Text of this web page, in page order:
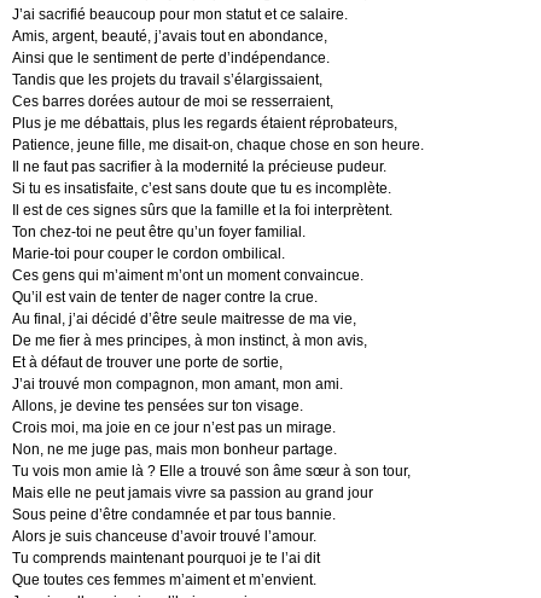
J’ai sacrifié beaucoup pour mon statut et ce salaire.
Amis, argent, beauté, j’avais tout en abondance,
Ainsi que le sentiment de perte d’indépendance.
Tandis que les projets du travail s’élargissaient,
Ces barres dorées autour de moi se resserraient,
Plus je me débattais, plus les regards étaient réprobateurs,
Patience, jeune fille, me disait-on, chaque chose en son heure.
Il ne faut pas sacrifier à la modernité la précieuse pudeur.
Si tu es insatisfaite, c’est sans doute que tu es incomplète.
Il est de ces signes sûrs que la famille et la foi interprètent.
Ton chez-toi ne peut être qu’un foyer familial.
Marie-toi pour couper le cordon ombilical.
Ces gens qui m’aiment m’ont un moment convaincue.
Qu’il est vain de tenter de nager contre la crue.
Au final, j’ai décidé d’être seule maitresse de ma vie,
De me fier à mes principes, à mon instinct, à mon avis,
Et à défaut de trouver une porte de sortie,
J’ai trouvé mon compagnon, mon amant, mon ami.
Allons, je devine tes pensées sur ton visage.
Crois moi, ma joie en ce jour n’est pas un mirage.
Non, ne me juge pas, mais mon bonheur partage.
Tu vois mon amie là ? Elle a trouvé son âme sœur à son tour,
Mais elle ne peut jamais vivre sa passion au grand jour
Sous peine d’être condamnée et par tous bannie.
Alors je suis chanceuse d’avoir trouvé l’amour.
Tu comprends maintenant pourquoi je te l’ai dit
Que toutes ces femmes m’aiment et m’envient.